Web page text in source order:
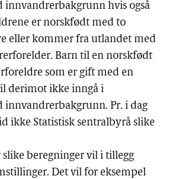
innvandrerbakgrunn hvis også
er norskfødt med to
eller kommer fra utlandet med
Barn til en norskfødt
som er gift med en
derimot ikke inngå i
innvandrerbakgrunn. Pr. i dag
ikke Statistisk sentralbyrå slike
beregninger vil i tillegg
Det vil for eksempel